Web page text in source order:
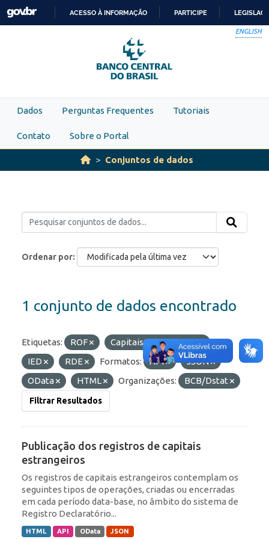
Skip to main content
PARA
O
CONTEÚDO
ACESSO À INFORMAÇÃO PARTICIPE
ENGLISH
Dados Perguntas Frequentes Tutoriais
Contato Sobre o Portal
Conjuntos de dados
Ordenar por
1 conjunto de dados encontrado
Etiquetas: ROF
Capitais Estrangeiros
IED
RDE Formatos: API
JSON
OData
HTML Organizações: BCB/Dstat
Filtrar Resultados
Publicação dos registros de capitais
estrangeiros
Os registros de capitais estrangeiros contemplam os
seguintes tipos de operações, criadas ou encerradas
em cada período data-base, no âmbito do sistema de
Registro Declaratório...
HTML API OData JSON